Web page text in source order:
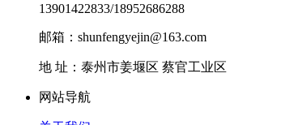
13901422833/18952686288
邮箱：shunfengyejin@163.com
地 址：泰州市姜堰区 蔡官工业区
网站导航